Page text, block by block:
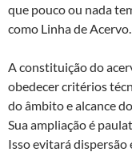
que pouco ou nada
como Linha de Acervo.
A constituição do
obedecer critérios
do âmbito e alcance
Sua ampliação é
Isso evitará dispersão